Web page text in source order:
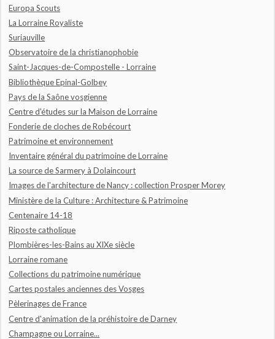
Europa Scouts
La Lorraine Royaliste
Suriauville
Observatoire de la christianophobie
Saint-Jacques-de-Compostelle - Lorraine
Bibliothèque Epinal-Golbey
Pays de la Saône vosgienne
Centre d'études sur la Maison de Lorraine
Fonderie de cloches de Robécourt
Patrimoine et environnement
Inventaire général du patrimoine de Lorraine
La source de Sarmery à Dolaincourt
Images de l'architecture de Nancy : collection Prosper Morey
Ministère de la Culture : Architecture & Patrimoine
Centenaire 14-18
Riposte catholique
Plombières-les-Bains au XIXe siècle
Lorraine romane
Collections du patrimoine numérique
Cartes postales anciennes des Vosges
Pèlerinages de France
Centre d'animation de la préhistoire de Darney
Champagne ou Lorraine...